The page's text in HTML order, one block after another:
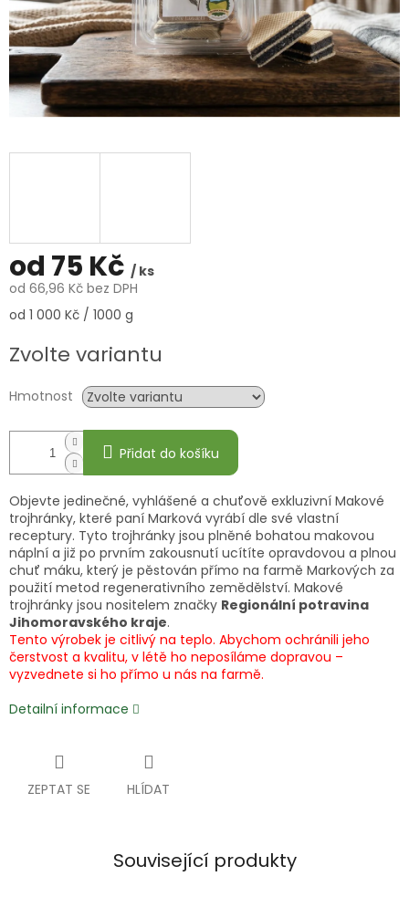
od 75 Kč / ks
od 66,96 Kč bez DPH
Měrná
od 1 000 Kč / 1000 g
Zvolte variantu
Hmotnost
Přidat do košíku
Objevte jedinečné, vyhlášené a chuťově exkluzivní Makové
trojhránky, které paní Marková vyrábí dle své vlastní
receptury. Tyto trojhránky jsou plněné bohatou makovou
náplní a již po prvním zakousnutí ucítíte opravdovou a plnou
chuť máku, který je pěstován přímo na farmě Markových za
použití metod regenerativního zemědělství. Makové
trojhránky jsou nositelem značky Regionální potravina
Jihomoravského kraje.
Tento výrobek je citlivý na teplo. Abychom ochránili jeho
čerstvost a kvalitu, v létě ho neposíláme dopravou –
vyzvednete si ho přímo u nás na farmě.
Detailní informace
ZEPTAT SE HLÍDAT
Související produkty